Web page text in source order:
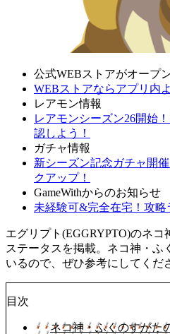
公式WEBストアがオープン
WEBストアならアプリ内
レアモン情報
レアモンシーズン26開始
認しよう！
ガチャ情報
新シーズン記念ガチャ開
クアップ！
GameWithからのお知らせ
未経験可&完全在宅！攻略
エグリプト(EGGRYPTO)のネ
ステータスを掲載。ネコ神・ふ
いるので、ぜひ参考にしてくだ
目次
ネコ神・ふくのすがた